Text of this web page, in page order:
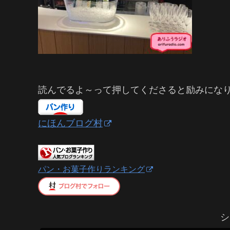
読んでるよ～って押してくださると励みにな
にほんブログ村
パン・お菓子作りランキング